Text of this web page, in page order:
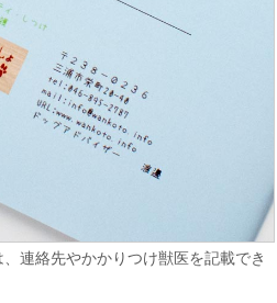
連絡先やかかりつけ獣医を記載でき